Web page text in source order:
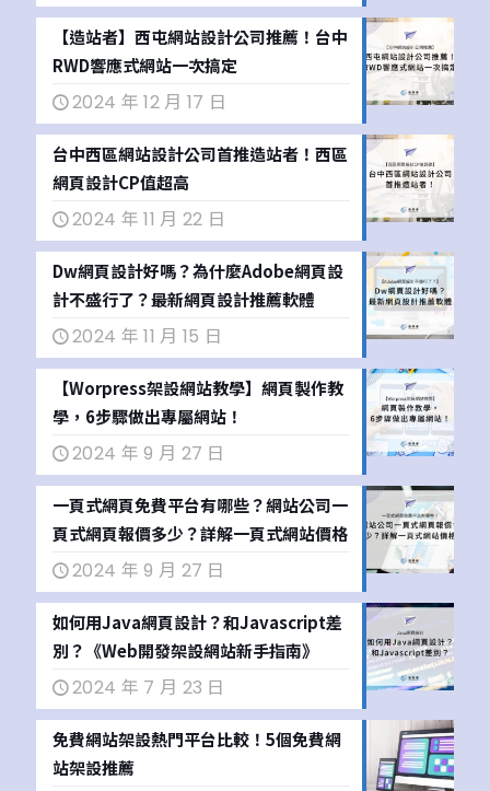
【造站者】西屯網站設計公司推薦！台中
RWD響應式網站一次搞定
2024 年 12 月 17 日
台中西區網站設計公司首推造站者！西區
網頁設計CP值超高
2024 年 11 月 22 日
Dw網頁設計好嗎？為什麼Adobe網頁設
計不盛行了？最新網頁設計推薦軟體
2024 年 11 月 15 日
【Worpress架設網站教學】網頁製作教
學，6步驟做出專屬網站！
2024 年 9 月 27 日
一頁式網頁免費平台有哪些？網站公司一
頁式網頁報價多少？詳解一頁式網站價格
2024 年 9 月 27 日
如何用Java網頁設計？和Javascript差
別？《Web開發架設網站新手指南》
2024 年 7 月 23 日
免費網站架設熱門平台比較！5個免費網
站架設推薦